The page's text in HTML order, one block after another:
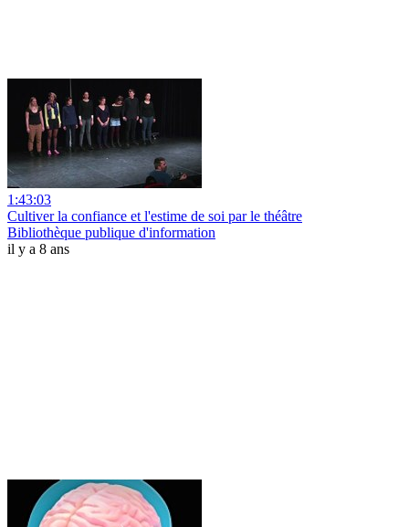
1:43:03
Cultiver la confiance et l'estime de soi par le théâtre
Bibliothèque publique d'information
il y a 8 ans